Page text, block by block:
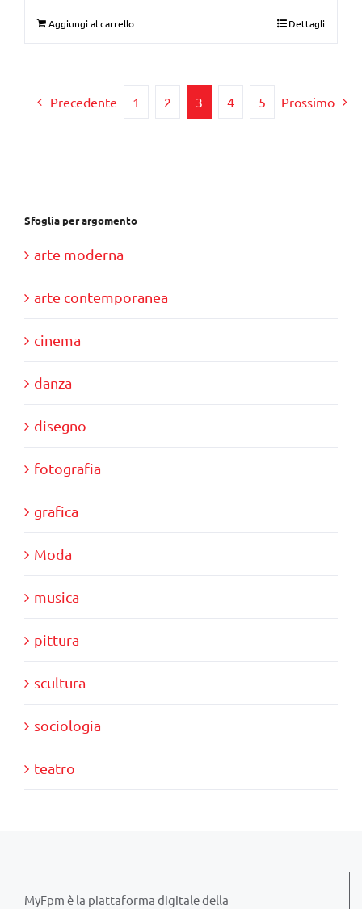
Aggiungi al carrello Dettagli
Precedente 1 2 3 4 5 Prossimo
Sfoglia per argomento
arte moderna
arte contemporanea
cinema
danza
disegno
fotografia
grafica
Moda
musica
pittura
scultura
sociologia
teatro
MyFpm è la piattaforma digitale della